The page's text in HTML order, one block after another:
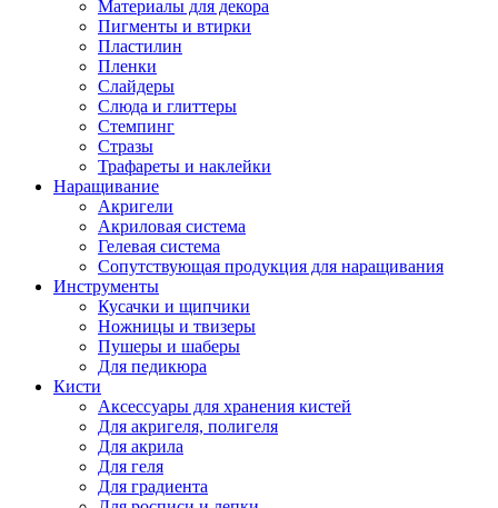
Материалы для декора
Пигменты и втирки
Пластилин
Пленки
Слайдеры
Слюда и глиттеры
Стемпинг
Стразы
Трафареты и наклейки
Наращивание
Акригели
Акриловая система
Гелевая система
Сопутствующая продукция для наращивания
Инструменты
Кусачки и щипчики
Ножницы и твизеры
Пушеры и шаберы
Для педикюра
Кисти
Аксессуары для хранения кистей
Для акригеля, полигеля
Для акрила
Для геля
Для градиента